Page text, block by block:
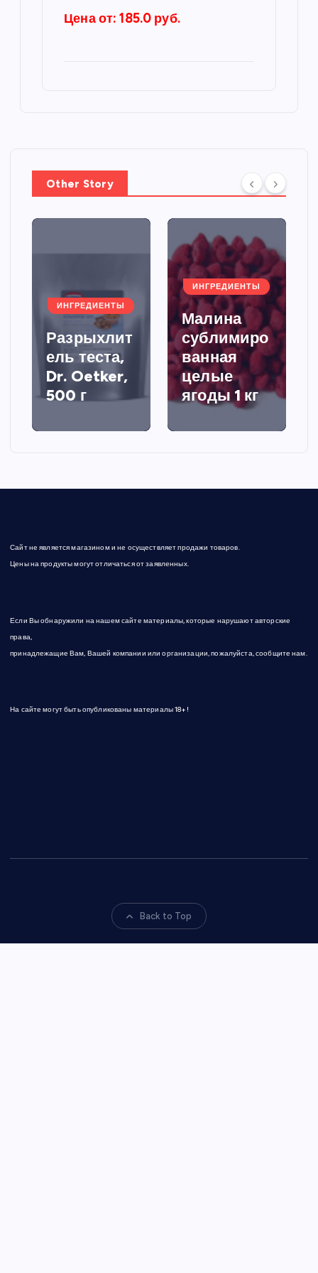
Цена от: 185.0 руб.
Other Story
ИНГРЕДИЕНТЫ
Разрыхлит
ель теста,
Dr. Oetker,
500 г
ИНГРЕДИЕНТЫ
Малина
сублимиро
ванная
целые
ягоды 1 кг
Сайт не является магазином и не осуществляет продажи товаров.
Цены на продукты могут отличаться от заявленных.
Если Вы обнаружили на нашем сайте материалы, которые нарушают авторские
права,
принадлежащие Вам, Вашей компании или организации, пожалуйста, сообщите нам.
На сайте могут быть опубликованы материалы 18+!
Back to Top